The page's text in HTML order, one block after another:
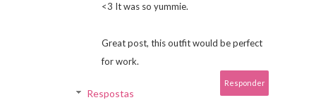
<3 It was so yummie.
Great post, this outfit would be perfect
for work.
Responder
Respostas